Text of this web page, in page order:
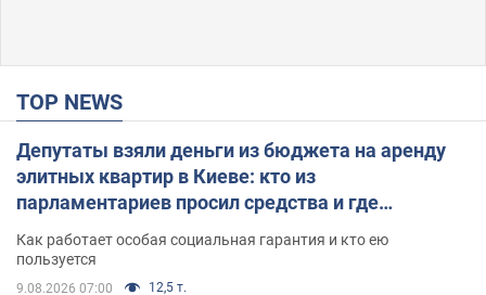
TOP NEWS
Депутаты взяли деньги из бюджета на аренду
элитных квартир в Киеве: кто из
парламентариев просил средства и где
поселился
Как работает особая социальная гарантия и кто ею
пользуется
9.08.2026 07:00 12,5 т.